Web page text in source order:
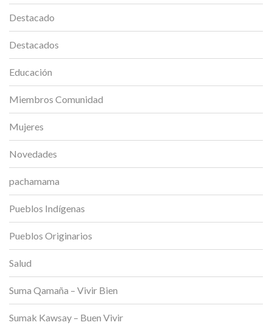
Destacado
Destacados
Educación
Miembros Comunidad
Mujeres
Novedades
pachamama
Pueblos Indígenas
Pueblos Originarios
Salud
Suma Qamaña – Vivir Bien
Sumak Kawsay – Buen Vivir